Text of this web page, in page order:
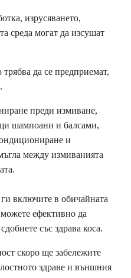
изрусяването,
среда могат да изсушат
да се предприемат,
преди измиване,
шампоани и балсами,
и
между измиванията
включите в обичайната
ефективно да
със здрава коса.
скоро ще забележите
здраве и външния